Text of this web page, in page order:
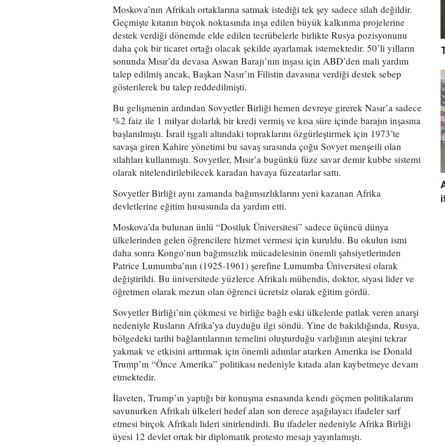
Moskova’nın Afrikalı ortaklarına satmak istediği tek şey sadece silah değildir.
Geçmişte kıtanın birçok noktasında inşa edilen büyük kalkınma projelerine
destek verdiği dönemde elde edilen tecrübelerle birlikte Rusya pozisyonunu
daha çok bir ticaret ortağı olacak şekilde ayarlamak istemektedir. 50’li yılların
sonunda Mısır’da devasa Aswan Barajı’nın inşası için ABD’den mali yardım
talep edilmiş ancak, Başkan Nasır’ın Filistin davasına verdiği destek sebep
gösterilerek bu talep reddedilmişti.
Bu gelişmenin ardından Sovyetler Birliği hemen devreye girerek Nasır’a sadece
%2 faiz ile 1 milyar dolarlık bir kredi vermiş ve kısa süre içinde barajın inşasına
başlanılmıştı. İsrail işgali altındaki topraklarını özgürleştirmek için 1973’te
savaşa giren Kahire yönetimi bu savaş sırasında çoğu Sovyet menşeili olan
silahları kullanmıştı. Sovyetler, Mısır’a bugünkü füze savar demir kubbe sistemi
olarak nitelendirilebilecek karadan havaya füzeatarlar sattı.
Sovyetler Birliği aynı zamanda bağımsızlıklarını yeni kazanan Afrika
devletlerine eğitim hususunda da yardım etti.
Moskova’da bulunan ünlü “Dostluk Üniversitesi” sadece üçüncü dünya
ülkelerinden gelen öğrencilere hizmet vermesi için kuruldu. Bu okulun ismi
daha sonra Kongo’nun bağımsızlık mücadelesinin önemli şahsiyetlerinden
Patrice Lumumba’nın (1925-1961) şerefine Lumumba Üniversitesi olarak
değiştirildi. Bu üniversitede yüzlerce Afrikalı mühendis, doktor, siyasi lider ve
öğretmen olarak mezun olan öğrenci ücretsiz olarak eğitim gördü.
Sovyetler Birliği’nin çökmesi ve birliğe bağlı eski ülkelerde patlak veren anarşi
nedeniyle Rusların Afrika’ya duyduğu ilgi söndü. Yine de bakıldığında, Rusya,
bölgedeki tarihi bağlantılarının temelini oluşturduğu varlığının ateşini tekrar
yakmak ve etkisini arttırmak için önemli adımlar atarken Amerika ise Donald
Trump’ın “Önce Amerika” politikası nedeniyle kıtada alan kaybetmeye devam
etmektedir.
İlaveten, Trump’ın yaptığı bir konuşma esnasında kendi göçmen politikalarını
savunurken Afrikalı ülkeleri hedef alan son derece aşağılayıcı ifadeler sarf
etmesi birçok Afrikalı lideri sinirlendirdi. Bu ifadeler nedeniyle Afrika Birliği
üyesi 12 devlet ortak bir diplomatik protesto mesajı yayınlamıştı.